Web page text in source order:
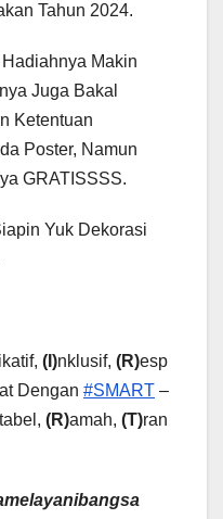
Tahun 2024.
Makin
Juga Bakal
Ketentuan
Poster, Namun
GRATISSSS.
Yuk Dekorasi
(I)nklusif, (R)esp
Dengan #SMART –
(R)amah, (T)ran